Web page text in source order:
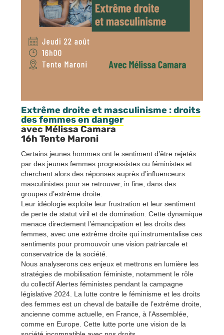
Extrême droite et masculinisme : droits
des femmes en danger
avec Mélissa Camara
16h Tente Maroni
Certains jeunes hommes ont le sentiment d’être rejetés
par des jeunes femmes progressistes ou féministes et
cherchent alors des réponses auprès d’influenceurs
masculinistes pour se retrouver, in fine, dans des
groupes d’extrême droite.
Leur idéologie exploite leur frustration et leur sentiment
de perte de statut viril et de domination. Cette dynamique
menace directement l’émancipation et les droits des
femmes, avec une extrême droite qui instrumentalise ces
sentiments pour promouvoir une vision patriarcale et
conservatrice de la société.
Nous analyserons ces enjeux et mettrons en lumière les
stratégies de mobilisation féministe, notamment le rôle
du collectif Alertes féministes pendant la campagne
législative 2024. La lutte contre le féminisme et les droits
des femmes est un cheval de bataille de l’extrême droite,
ancienne comme actuelle, en France, à l’Assemblée,
comme en Europe. Cette lutte porte une vision de la